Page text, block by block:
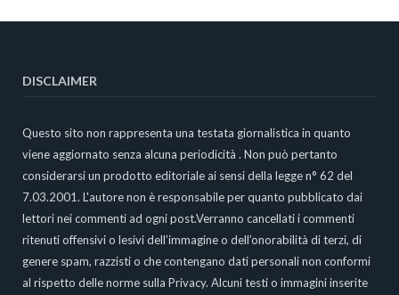
DISCLAIMER
Questo sito non rappresenta una testata giornalistica in quanto
viene aggiornato senza alcuna periodicità . Non può pertanto
considerarsi un prodotto editoriale ai sensi della legge n° 62 del
7.03.2001. L'autore non è responsabile per quanto pubblicato dai
lettori nei commenti ad ogni post.Verranno cancellati i commenti
ritenuti offensivi o lesivi dell’immagine o dell’onorabilità di terzi, di
genere spam, razzisti o che contengano dati personali non conformi
al rispetto delle norme sulla Privacy. Alcuni testi o immagini inserite